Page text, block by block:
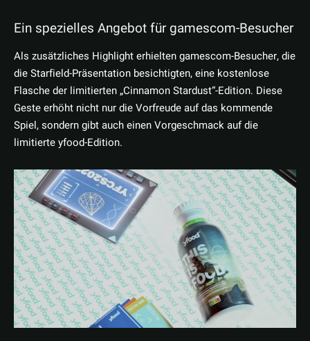
Ein spezielles Angebot für gamescom-Besucher
Als zusätzliches Highlight erhielten gamescom-Besucher, die
die Starfield-Präsentation besichtigten, eine kostenlose
Flasche der limitierten „Cinnamon Stardust“-Edition. Diese
Geste erhöht nicht nur die Vorfreude auf das kommende
Spiel, sondern gibt auch einen Vorgeschmack auf die
limitierte yfood-Edition.